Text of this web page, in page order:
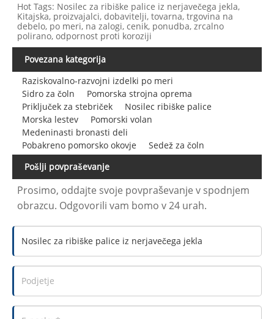
Hot Tags: Nosilec za ribiške palice iz nerjavečega jekla,
Kitajska, proizvajalci, dobavitelji, tovarna, trgovina na
debelo, po meri, na zalogi, cenik, ponudba, zrcalno
polirano, odpornost proti koroziji
Povezana kategorija
Raziskovalno-razvojni izdelki po meri
Sidro za čoln
Pomorska strojna oprema
Priključek za stebriček
Nosilec ribiške palice
Morska lestev
Pomorski volan
Medeninasti bronasti deli
Pobakreno pomorsko okovje
Sedež za čoln
Pošlji povpraševanje
Prosimo, oddajte svoje povpraševanje v spodnjem
obrazcu. Odgovorili vam bomo v 24 urah.